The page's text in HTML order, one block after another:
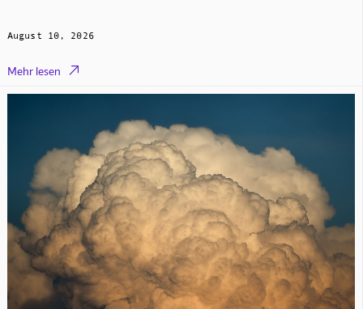
August 10, 2026
Mehr lesen 